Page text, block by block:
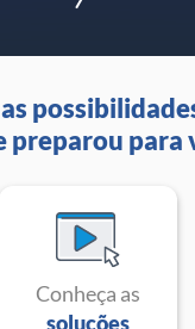
preparou para
Conheça as
soluções